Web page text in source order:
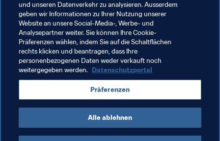
Die ersten Drei: Linköpings FC (53), FC Rosengård (48),
Pitea IF (33)
Verwandte Themen
Germany Japan Sweden USA AFC
UEFA Concacaf
und unseren Datenverkehr zu analysieren. Ausserdem
geben wir Informationen zu Ihrer Nutzung unserer
Website an unsere Social-Media-, Werbe- und
Analysepartner weiter. Sie können Ihre Cookie-
Präferenzen wählen, indem Sie auf die Schaltflächen
rechts klicken und beantragen, dass Ihre
personenbezogenen Daten weder verkauft noch
weitergegeben werden. Datenschutzportal
Präferenzen
Alle ablehnen